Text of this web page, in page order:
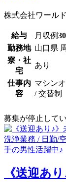
株式会社ワール
給与 月収例
勤務地 山口県
寮・社
宅
あり
仕事内
容
マシン
/ 交替制
募集が停止して
《送迎あ